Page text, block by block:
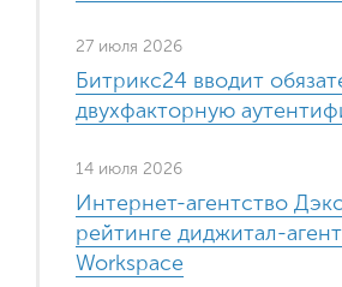
27 июля 2026
Битрикс24 вводит
двухфакторную
14 июля 2026
Интернет-агентство
рейтинге диджитал-
Workspace